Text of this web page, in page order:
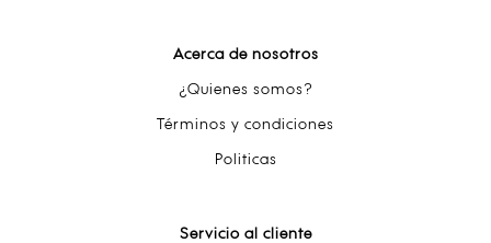
Acerca de nosotros
¿Quienes somos?
Términos y condiciones
Politicas
Servicio al cliente